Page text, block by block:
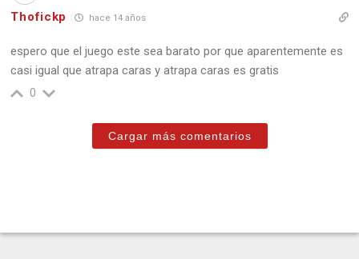
Thofickp hace 14 años
espero que el juego este sea barato por que aparentemente es
casi igual que atrapa caras y atrapa caras es gratis
0
Cargar más comentarios